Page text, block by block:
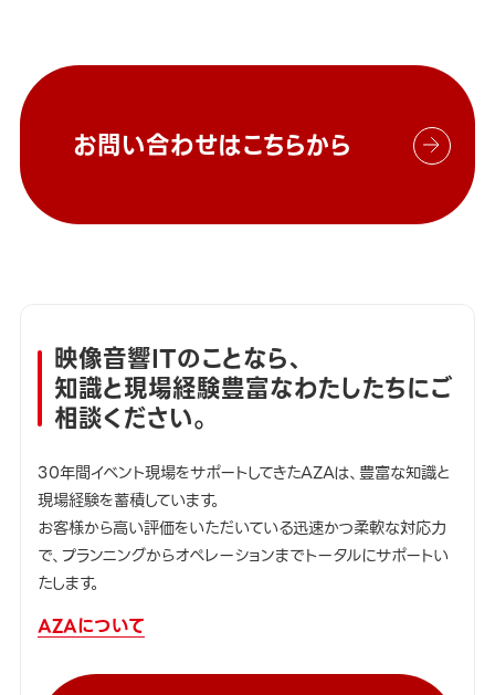
お問い合わせはこちらから
映像音響ITのことなら、
知識と現場経験豊富なわたしたちにご
相談ください。
30年間イベント現場をサポートしてきたAZAは、豊富な知識と
現場経験を蓄積しています。
お客様から高い評価をいただいている迅速かつ柔軟な対応力
で、プランニングからオペレーションまでトータルにサポートい
たします。
AZAについて